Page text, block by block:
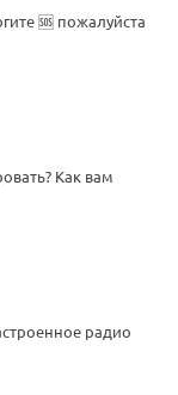
🆘 пожалуйста
Как вам
радио